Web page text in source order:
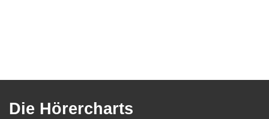
Die Hörercharts